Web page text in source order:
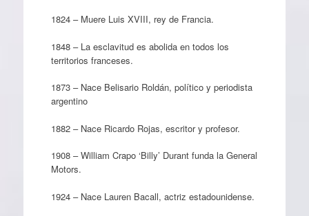
1824 – Muere Luis XVIII, rey de Francia.
1848 – La esclavitud es abolida en todos los
territorios franceses.
1873 – Nace Belisario Roldán, político y periodista
argentino
1882 – Nace Ricardo Rojas, escritor y profesor.
1908 – William Crapo ‘Billy’ Durant funda la General
Motors.
1924 – Nace Lauren Bacall, actriz estadounidense.